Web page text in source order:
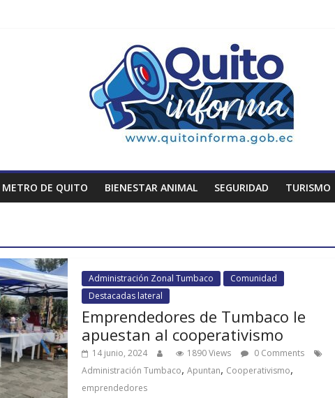
METRO DE QUITO BIENESTAR ANIMAL SEGURIDAD TURISMO
Administración Zonal Tumbaco
Comunidad
Destacadas lateral
Emprendedores de Tumbaco le
apuestan al cooperativismo
14 junio, 2024 1890 Views
0 Comments
Administración Tumbaco, Apuntan, Cooperativismo,
emprendedores